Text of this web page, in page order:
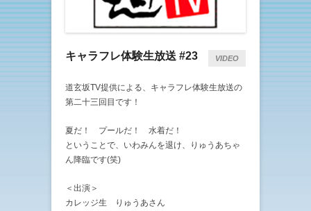
キャラフレ体験生放送 #23 VIDEO
道玄坂TV提供による、キャラフレ体験生放送の
第二十三回目です！
夏だ！ プールだ！ 水着だ！
ということで、いわみんを退け、りゅうあちゃ
ん降臨です(笑)
＜出演＞
カレッジ生 りゅうあさん